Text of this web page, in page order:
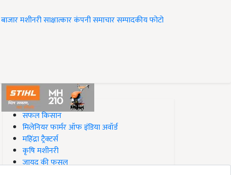
बाजारमशीनरीसाक्षात्कारकंपनी समाचारसम्पादकीयफोटो
#Top on Krishi Jagran
सफल किसान
मिलेनियर फार्मर ऑफ इंडिया अवॉर्ड
महिंद्रा ट्रैक्टर्स
कृषि मशीनरी
जायद की फसल